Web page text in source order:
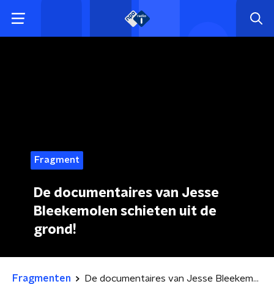
Fragment
De documentaires van Jesse
Bleekemolen schieten uit de
grond!
Fragmenten De documentaires van Jesse Bleekemolen schieten uit de grond!